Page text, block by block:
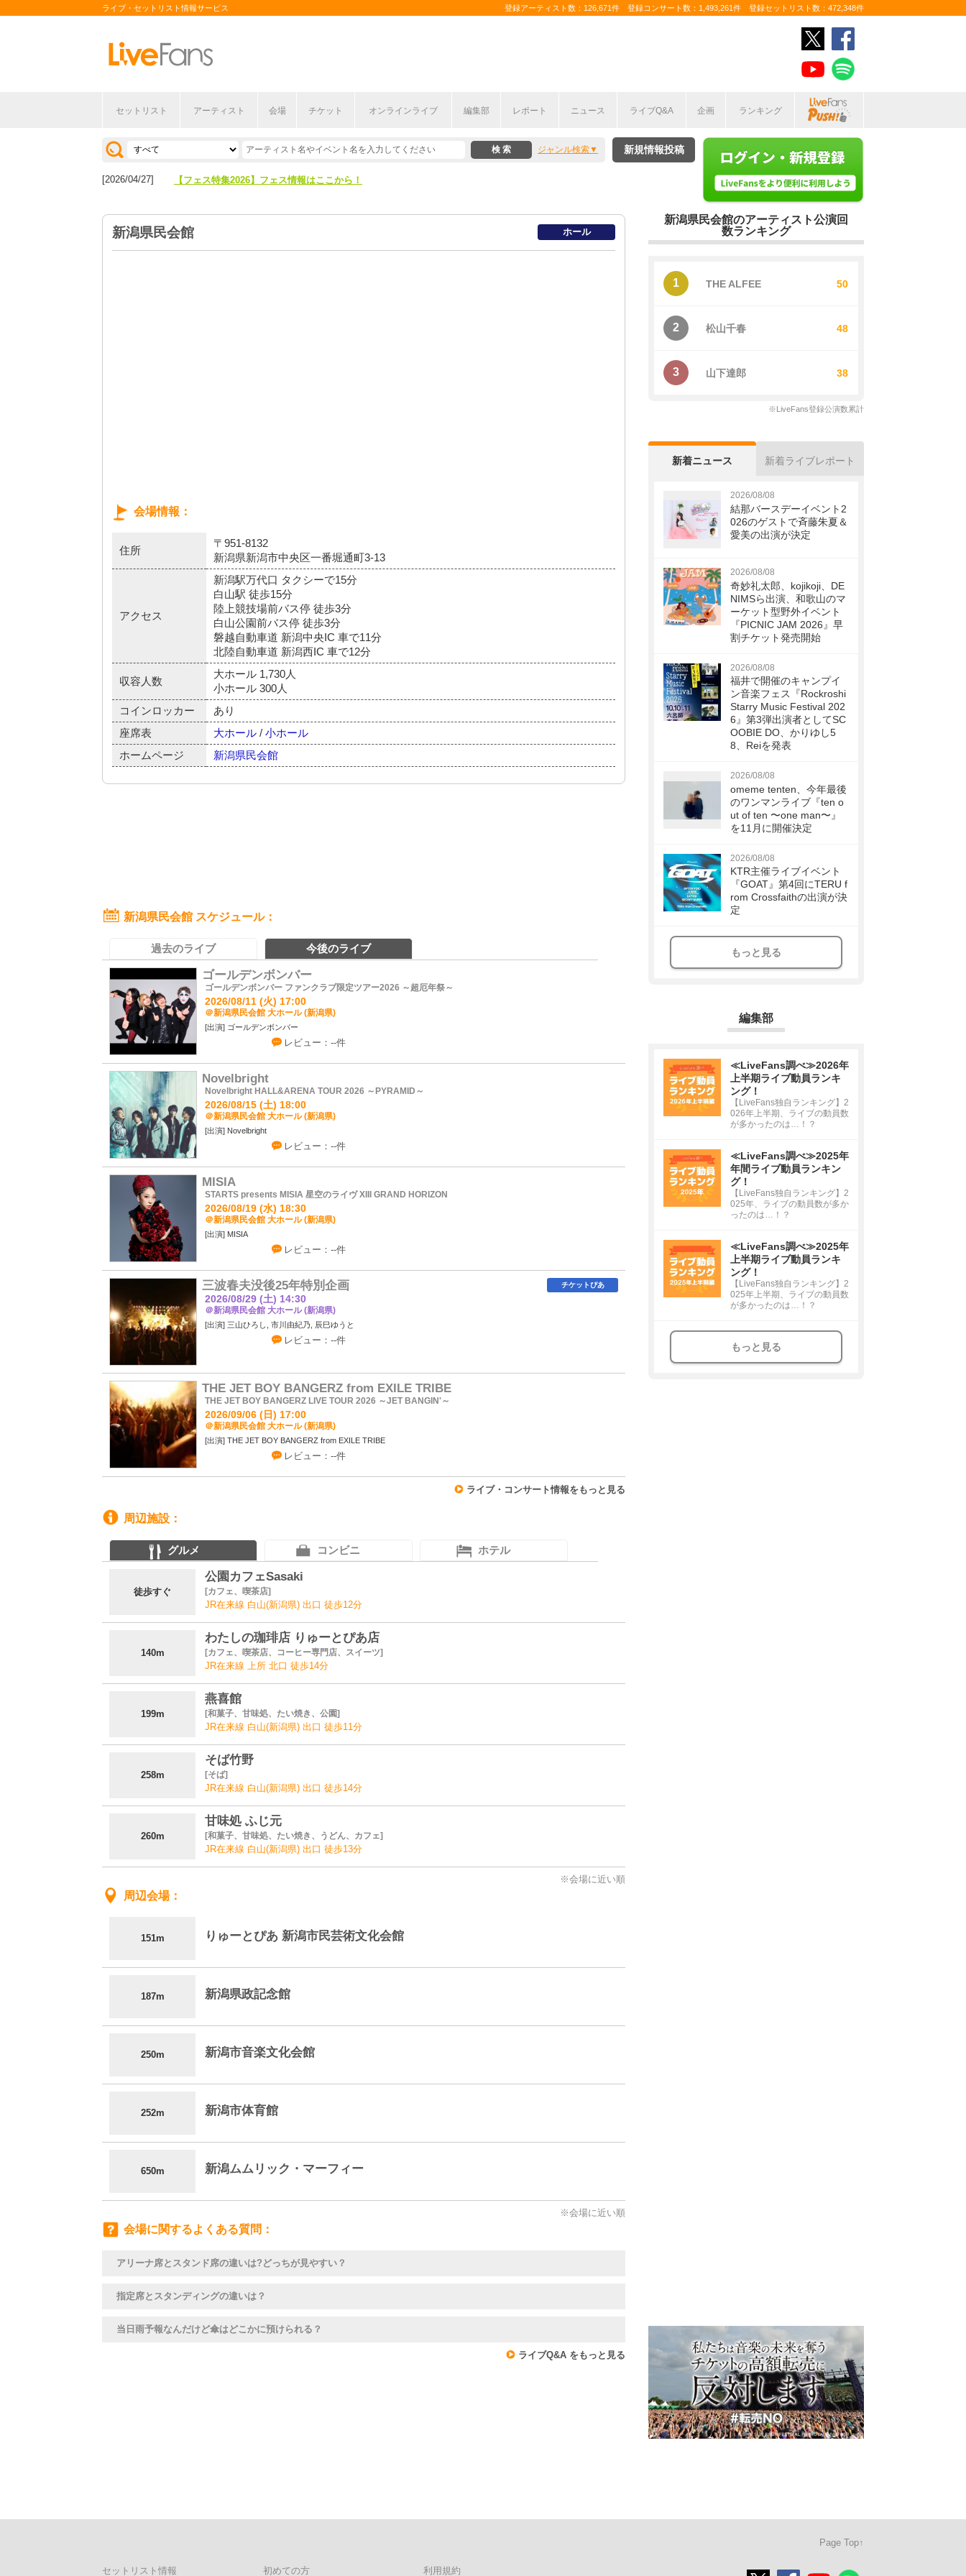
ライブ・セットリスト情報サービス 登録アーティスト数：126,671件 登録コンサート数：1,493,261件 登録セットリスト数：472,348件
セットリスト アーティスト 会場 チケット オンラインライブ 編集部 レポート ニュース ライブQ&A 企画 ランキング
ジャンル検索
[2026/07/28] 【ライブ動員ランキング】2026年上半期編発表！
[2026/04/27] 【フェス特集2026】フェス情報はここから！
新規情報投稿
新潟県民会館 ホール
会場情報
住所
〒951-8132
新潟県新潟市中央区一番堀通町3-13
アクセス
新潟駅万代口 タクシーで15分
白山駅 徒歩15分
陸上競技場前バス停 徒歩3分
白山公園前バス停 徒歩3分
磐越自動車道 新潟中央IC 車で11分
北陸自動車道 新潟西IC 車で12分
収容人数
大ホール 1,730人
小ホール 300人
コインロッカー
あり
座席表
大ホール / 小ホール
ホームページ
新潟県民会館
新潟県民会館 スケジュール
過去のライブ 今後のライブ
ゴールデンボンバー
ゴールデンボンバー ファンクラブ限定ツアー2026 ～超厄年祭～
2026/08/11 (火) 17:00
＠新潟県民会館 大ホール (新潟県)
ゴールデンボンバー
レビュー：--件
Novelbright
Novelbright HALL&ARENA TOUR 2026 ～PYRAMID～
2026/08/15 (土) 18:00
＠新潟県民会館 大ホール (新潟県)
Novelbright
レビュー：--件
MISIA
STARTS presents MISIA 星空のライヴ XIII GRAND HORIZON
2026/08/19 (水) 18:30
＠新潟県民会館 大ホール (新潟県)
MISIA
レビュー：--件
三波春夫没後25年特別企画
2026/08/29 (土) 14:30
＠新潟県民会館 大ホール (新潟県)
三山ひろし, 市川由紀乃, 辰巳ゆうと
レビュー：--件
チケットぴあ
THE JET BOY BANGERZ from EXILE TRIBE
THE JET BOY BANGERZ LIVE TOUR 2026 ～JET BANGIN'～
2026/09/06 (日) 17:00
＠新潟県民会館 大ホール (新潟県)
THE JET BOY BANGERZ from EXILE TRIBE
レビュー：--件
ライブ・コンサート情報をもっと見る
周辺施設
グルメ コンビニ ホテル
徒歩すぐ
公園カフェSasaki
カフェ、喫茶店
JR在来線 白山(新潟県) 出口 徒歩12分
140m
わたしの珈琲店 りゅーとぴあ店
カフェ、喫茶店、コーヒー専門店、スイーツ
JR在来線 上所 北口 徒歩14分
199m
燕喜館
和菓子、甘味処、たい焼き、公園
JR在来線 白山(新潟県) 出口 徒歩11分
258m
そば竹野
そば
JR在来線 白山(新潟県) 出口 徒歩14分
260m
甘味処 ふじ元
和菓子、甘味処、たい焼き、うどん、カフェ
JR在来線 白山(新潟県) 出口 徒歩13分
※会場に近い順
周辺会場
151m りゅーとぴあ 新潟市民芸術文化会館
187m 新潟県政記念館
250m 新潟市音楽文化会館
252m 新潟市体育館
650m 新潟ムムリック・マーフィー
※会場に近い順
会場に関するよくある質問
アリーナ席とスタンド席の違いは?どっちが見やすい？
指定席とスタンディングの違いは？
当日雨予報なんだけど傘はどこかに預けられる？
ライブQ&A をもっと見る
新潟県民会館のアーティスト公演回
数ランキング
1 THE ALFEE 50
2 松山千春 48
3 山下達郎 38
※LiveFans登録公演数累計
新着ニュース 新着ライブレポート
2026/08/08
結那バースデーイベント2
026のゲストで斉藤朱夏＆
愛美の出演が決定
2026/08/08
奇妙礼太郎、kojikoji、DE
NIMSら出演、和歌山のマ
ーケット型野外イベント
『PICNIC JAM 2026』早
割チケット発売開始
2026/08/08
福井で開催のキャンプイ
ン音楽フェス『Rockroshi
Starry Music Festival 202
6』第3弾出演者としてSC
OOBIE DO、かりゆし5
8、Reiを発表
2026/08/08
omeme tenten、今年最後
のワンマンライブ『ten o
ut of ten 〜one man〜』
を11月に開催決定
2026/08/08
KTR主催ライブイベント
『GOAT』第4回にTERU f
rom Crossfaithの出演が決
定
もっと見る
編集部
≪LiveFans調べ≫2026年
上半期ライブ動員ランキ
ング！
【LiveFans独自ランキング】2
026年上半期、ライブの動員数
が多かったのは…！？
≪LiveFans調べ≫2025年
年間ライブ動員ランキン
グ！
【LiveFans独自ランキング】2
025年、ライブの動員数が多か
ったのは…！？
≪LiveFans調べ≫2025年
上半期ライブ動員ランキ
ング！
【LiveFans独自ランキング】2
025年上半期、ライブの動員数
が多かったのは…！？
もっと見る
Page Top↑
セットリスト情報 初めての方 利用規約